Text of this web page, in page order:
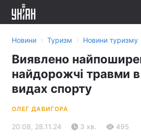
Новини › Туризм › Новини туризму
Виявлено
найдорожчі травми
видах спорту
ОЛЕГ ДАВИГОРА
20:08, 28.11.24 3 хв. 495